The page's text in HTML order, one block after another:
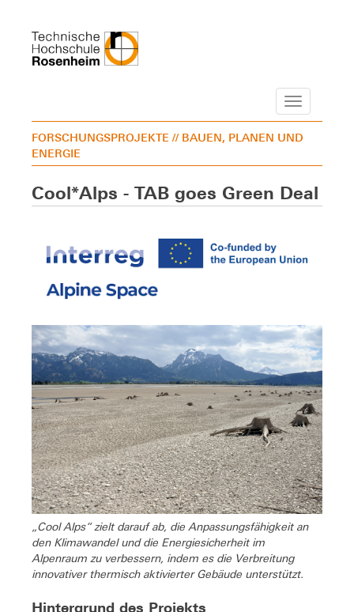
Navigation
FORSCHUNGSPROJEKTE // BAUEN, PLANEN UND
ENERGIE
Cool*Alps - TAB goes Green Deal
„Cool Alps“ zielt darauf ab, die Anpassungsfähigkeit an
den Klimawandel und die Energiesicherheit im
Alpenraum zu verbessern, indem es die Verbreitung
innovativer thermisch aktivierter Gebäude unterstützt.
Hintergrund des Projekts